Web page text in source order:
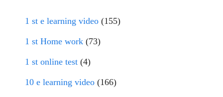
1 st e learning video (155)
1 st Home work (73)
1 st online test (4)
10 e learning video (166)